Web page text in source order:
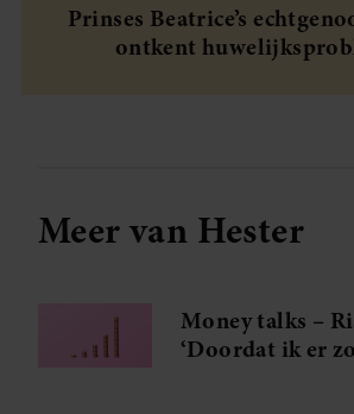
Prinses Beatrice’s
ontkent
Meer van Hester
Money talks –
‘Doordat ik er